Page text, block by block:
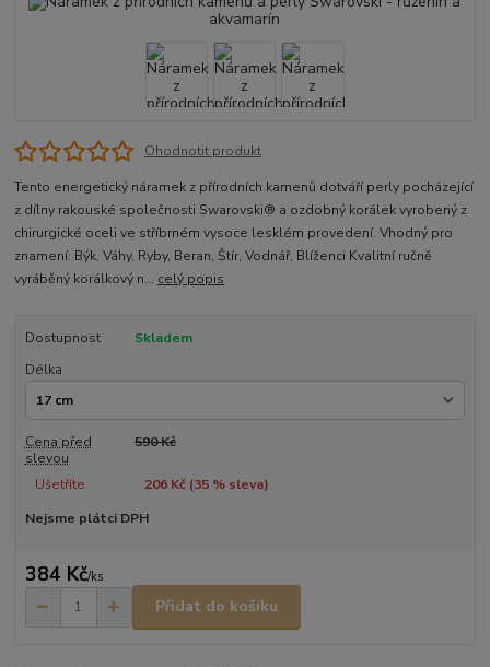
Ohodnotit produkt
Tento energetický náramek z přírodních kamenů dotváří perly pocházející
z dílny rakouské společnosti Swarovski® a ozdobný korálek vyrobený z
chirurgické oceli ve stříbrném vysoce lesklém provedení. Vhodný pro
znamení: Býk, Váhy, Ryby, Beran, Štír, Vodnář, Blíženci Kvalitní ručně
vyráběný korálkový n... celý popis
Dostupnost
Skladem
Délka
Cena před
slevou
590 Kč
Ušetříte 206 Kč (35% sleva)
Nejsme plátci DPH
384 Kč/ks
Přidat do košíku